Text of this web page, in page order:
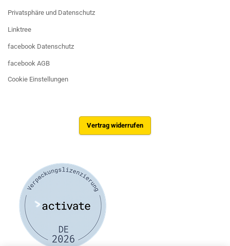
Privatsphäre und Datenschutz
Linktree
facebook Datenschutz
facebook AGB
Cookie Einstellungen
Vertrag widerrufen